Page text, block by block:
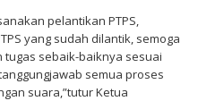
pelantikan PTPS,
yang sudah dilantik, semoga
tugas sebaik-baiknya sesuai
semua proses
suara,”tutur Ketua